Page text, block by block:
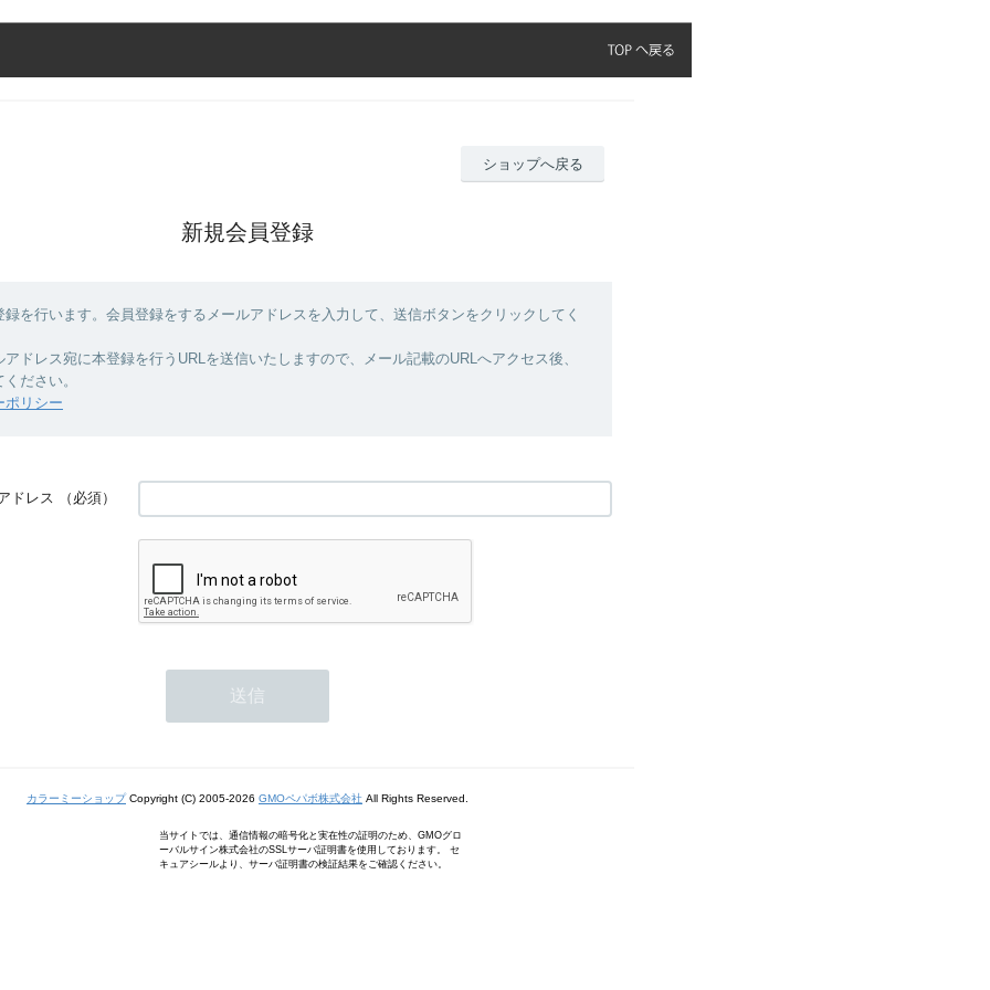
ショップへ戻る
新規会員登録
を行います。会員登録をするメールアドレスを入力して、送信ボタンをクリックしてく
アドレス宛に本登録を行うURLを送信いたしますので、メール記載のURLへアクセス後、
ださい。
リシー
ドレス （必須）
カラーミーショップCopyright (C) 2005-2026 GMOペパボ株式会社 All Rights Reserved.
当サイトでは、通信情報の暗号化と実在性の証明のため、GMOグロ
ーバルサイン株式会社のSSLサーバ証明書を使用しております。 セ
キュアシールより、サーバ証明書の検証結果をご確認ください。